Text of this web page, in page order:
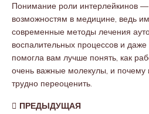
Понимание роли интерлейкинов
возможностям в медицине, ведь
современные методы лечения
воспалительных процессов и даже
помогла вам лучше понять, как
очень важные молекулы, и почему
трудно переоценить.
ПРЕДЫДУЩАЯ